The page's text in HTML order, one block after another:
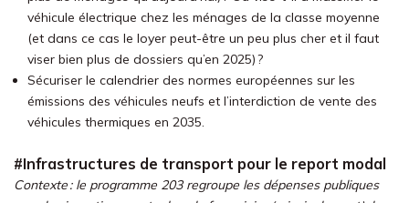
véhicule électrique chez les ménages de la classe moyenne
(et dans ce cas le loyer peut-être un peu plus cher et il faut
viser bien plus de dossiers qu’en 2025) ?
Sécuriser le calendrier des normes européennes sur les
émissions des véhicules neufs et l’interdiction de vente des
véhicules thermiques en 2035.
#Infrastructures de transport pour le report modal
Contexte : le programme 203 regroupe les dépenses publiques